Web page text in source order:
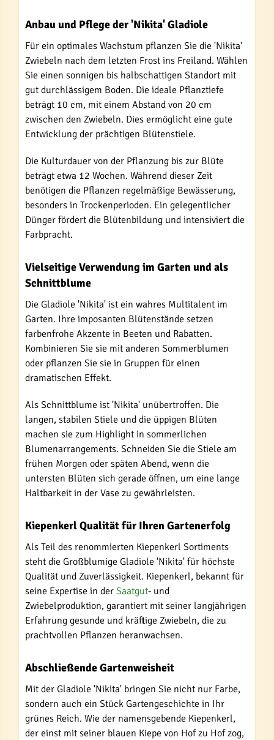
Anbau und Pflege der 'Nikita' Gladiole
Für ein optimales Wachstum pflanzen Sie die 'Nikita'
Zwiebeln nach dem letzten Frost ins Freiland. Wählen
Sie einen sonnigen bis halbschattigen Standort mit
gut durchlässigem Boden. Die ideale Pflanztiefe
beträgt 10 cm, mit einem Abstand von 20 cm
zwischen den Zwiebeln. Dies ermöglicht eine gute
Entwicklung der prächtigen Blütenstiele.
Die Kulturdauer von der Pflanzung bis zur Blüte
beträgt etwa 12 Wochen. Während dieser Zeit
benötigen die Pflanzen regelmäßige Bewässerung,
besonders in Trockenperioden. Ein gelegentlicher
Dünger fördert die Blütenbildung und intensiviert die
Farbpracht.
Vielseitige Verwendung im Garten und als
Schnittblume
Die Gladiole 'Nikita' ist ein wahres Multitalent im
Garten. Ihre imposanten Blütenstände setzen
farbenfrohe Akzente in Beeten und Rabatten.
Kombinieren Sie sie mit anderen Sommerblumen
oder pflanzen Sie sie in Gruppen für einen
dramatischen Effekt.
Als Schnittblume ist 'Nikita' unübertroffen. Die
langen, stabilen Stiele und die üppigen Blüten
machen sie zum Highlight in sommerlichen
Blumenarrangements. Schneiden Sie die Stiele am
frühen Morgen oder späten Abend, wenn die
untersten Blüten sich gerade öffnen, um eine lange
Haltbarkeit in der Vase zu gewährleisten.
Kiepenkerl Qualität für Ihren Gartenerfolg
Als Teil des renommierten Kiepenkerl Sortiments
steht die Großblumige Gladiole 'Nikita' für höchste
Qualität und Zuverlässigkeit. Kiepenkerl, bekannt für
seine Expertise in der Saatgut- und
Zwiebelproduktion, garantiert mit seiner langjährigen
Erfahrung gesunde und kräftige Zwiebeln, die zu
prachtvollen Pflanzen heranwachsen.
Abschließende Gartenweisheit
Mit der Gladiole 'Nikita' bringen Sie nicht nur Farbe,
sondern auch ein Stück Gartengeschichte in Ihr
grünes Reich. Wie der namensgebende Kiepenkerl,
der einst mit seiner blauen Kiepe von Hof zu Hof zog,